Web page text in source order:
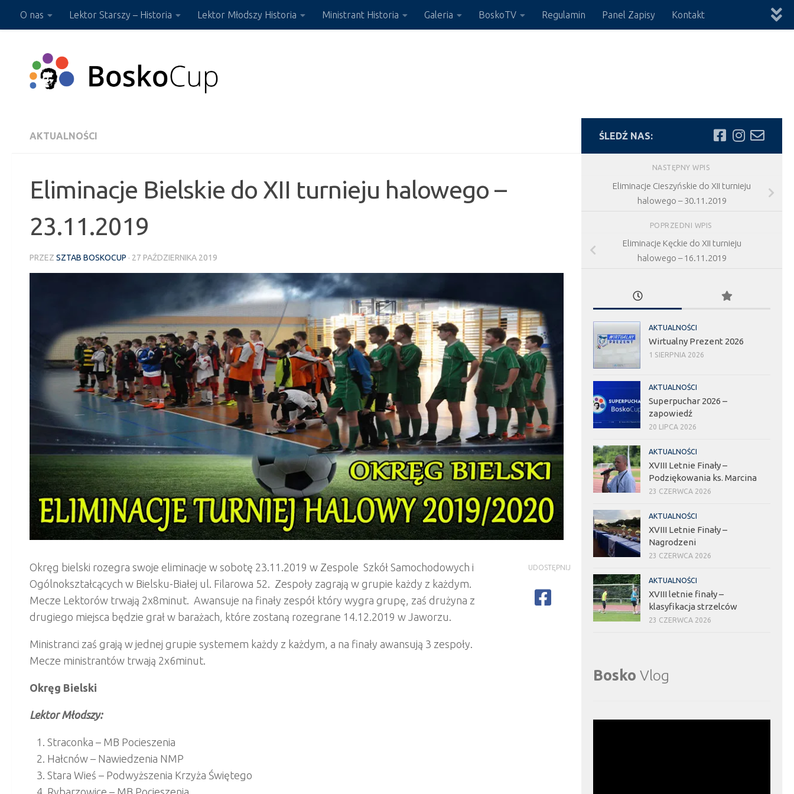
Przejdź do treści
O nas Lektor Starszy – Historia Lektor Młodszy Historia Ministrant Historia Galeria BoskoTV Regulamin Panel Zapisy Kontakt
AKTUALNOŚCI
Eliminacje Bielskie do XII turnieju halowego –
23.11.2019
PRZEZ SZTAB BOSKOCUP · 27 PAŹDZIERNIKA 2019
Okręg bielski rozegra swoje eliminacje w sobotę 23.11.2019 w Zespole Szkół Samochodowych i
Ogólnokształcących w Bielsku-Białej ul. Filarowa 52. Zespoły zagrają w grupie każdy z każdym.
Mecze Lektorów trwają 2x8minut. Awansuje na finały zespół który wygra grupę, zaś drużyna z
drugiego miejsca będzie grał w barażach, które zostaną rozegrane 14.12.2019 w Jaworzu.
Ministranci zaś grają w jednej grupie systemem każdy z każdym, a na finały awansują 3 zespoły.
Mecze ministrantów trwają 2x6minut.
Okręg Bielski
Lektor Młodszy:
Straconka – MB Pocieszenia
Hałcnów – Nawiedzenia NMP
Stara Wieś – Podwyższenia Krzyża Świętego
Rybarzowice – MB Pocieszenia
UDOSTĘPNIJ
ŚLEDŹ NAS:
NASTĘPNY WPIS
Eliminacje Cieszyńskie do XII turnieju
halowego – 30.11.2019
POPRZEDNI WPIS
Eliminacje Kęckie do XII turnieju
halowego – 16.11.2019
AKTUALNOŚCI
Wirtualny Prezent 2026
1 SIERPNIA 2026
AKTUALNOŚCI
Superpuchar 2026 –
zapowiedź
20 LIPCA 2026
AKTUALNOŚCI
XVIII Letnie Finały –
Podziękowania ks. Marcina
23 CZERWCA 2026
AKTUALNOŚCI
XVIII Letnie Finały –
Nagrodzeni
23 CZERWCA 2026
AKTUALNOŚCI
XVIII letnie finały –
klasyfikacja strzelców
23 CZERWCA 2026
Bosko Vlog